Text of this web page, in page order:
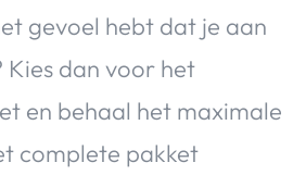
gevoel hebt dat je aan
Kies dan voor het
en behaal het maximale
complete pakket